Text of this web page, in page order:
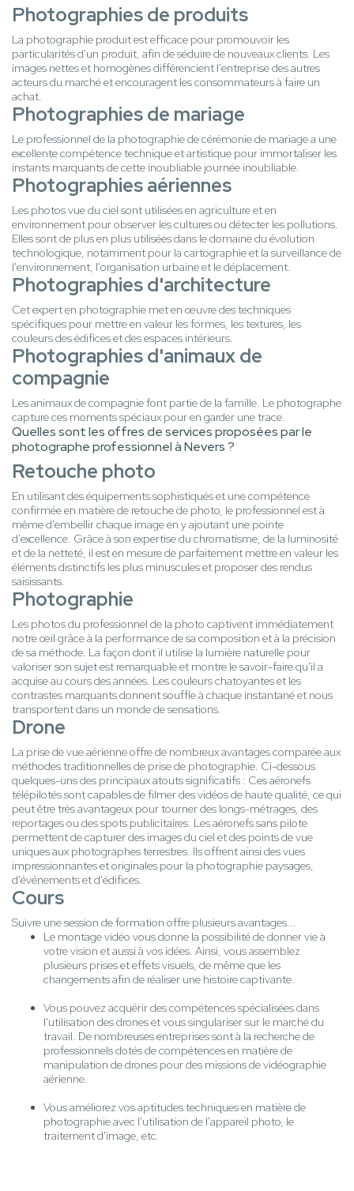
Photographies de produits
La photographie produit est efficace pour promouvoir les
particularités d'un produit, afin de séduire de nouveaux clients. Les
images nettes et homogènes différencient l'entreprise des autres
acteurs du marché et encouragent les consommateurs à faire un
achat.
Photographies de mariage
Le professionnel de la photographie de cérémonie de mariage a une
excellente compétence technique et artistique pour immortaliser les
instants marquants de cette inoubliable journée inoubliable.
Photographies aériennes
Les photos vue du ciel sont utilisées en agriculture et en
environnement pour observer les cultures ou détecter les pollutions.
Elles sont de plus en plus utilisées dans le domaine du évolution
technologique, notamment pour la cartographie et la surveillance de
l'environnement, l'organisation urbaine et le déplacement.
Photographies d'architecture
Cet expert en photographie met en œuvre des techniques
spécifiques pour mettre en valeur les formes, les textures, les
couleurs des édifices et des espaces intérieurs.
Photographies d'animaux de
compagnie
Les animaux de compagnie font partie de la famille. Le photographe
capture ces moments spéciaux pour en garder une trace.
Quelles sont les offres de services proposées par le
photographe professionnel à Nevers ?
Retouche photo
En utilisant des équipements sophistiqués et une compétence
confirmée en matière de retouche de photo, le professionnel est à
même d'embellir chaque image en y ajoutant une pointe
d'excellence. Grâce à son expertise du chromatisme, de la luminosité
et de la netteté, il est en mesure de parfaitement mettre en valeur les
éléments distinctifs les plus minuscules et proposer des rendus
saisissants.
Photographie
Les photos du professionnel de la photo captivent immédiatement
notre œil grâce à la performance de sa composition et à la précision
de sa méthode. La façon dont il utilise la lumière naturelle pour
valoriser son sujet est remarquable et montre le savoir-faire qu'il a
acquise au cours des années. Les couleurs chatoyantes et les
contrastes marquants donnent souffle à chaque instantané et nous
transportent dans un monde de sensations.
Drone
La prise de vue aérienne offre de nombreux avantages comparée aux
méthodes traditionnelles de prise de photographie. Ci-dessous
quelques-uns des principaux atouts significatifs : Ces aéronefs
télépilotés sont capables de filmer des vidéos de haute qualité, ce qui
peut être très avantageux pour tourner des longs-métrages, des
reportages ou des spots publicitaires. Les aéronefs sans pilote
permettent de capturer des images du ciel et des points de vue
uniques aux photographes terrestres. Ils offrent ainsi des vues
impressionnantes et originales pour la photographie paysages,
d'événements et d'édifices.
Cours
Suivre une session de formation offre plusieurs avantages...
Le montage vidéo vous donne la possibilité de donner vie à
votre vision et aussi à vos idées. Ainsi, vous assemblez
plusieurs prises et effets visuels, de même que les
changements afin de réaliser une histoire captivante.
Vous pouvez acquérir des compétences spécialisées dans
l'utilisation des drones et vous singulariser sur le marché du
travail. De nombreuses entreprises sont à la recherche de
professionnels dotés de compétences en matière de
manipulation de drones pour des missions de vidéographie
aérienne.
Vous améliorez vos aptitudes techniques en matière de
photographie avec l'utilisation de l'appareil photo, le
traitement d'image, etc.